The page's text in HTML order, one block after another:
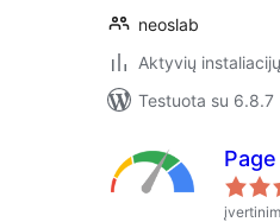
neoslab
Aktyvių
Testuota su 6.8.7